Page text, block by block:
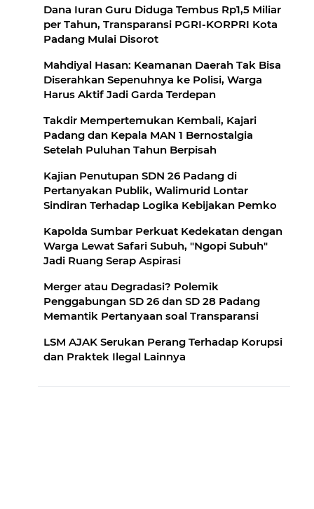
Dana Iuran Guru Diduga Tembus Rp1,5 Miliar
per Tahun, Transparansi PGRI-KORPRI Kota
Padang Mulai Disorot
Mahdiyal Hasan: Keamanan Daerah Tak Bisa
Diserahkan Sepenuhnya ke Polisi, Warga
Harus Aktif Jadi Garda Terdepan
Takdir Mempertemukan Kembali, Kajari
Padang dan Kepala MAN 1 Bernostalgia
Setelah Puluhan Tahun Berpisah
Kajian Penutupan SDN 26 Padang di
Pertanyakan Publik, Walimurid Lontar
Sindiran Terhadap Logika Kebijakan Pemko
Kapolda Sumbar Perkuat Kedekatan dengan
Warga Lewat Safari Subuh, "Ngopi Subuh"
Jadi Ruang Serap Aspirasi
Merger atau Degradasi? Polemik
Penggabungan SD 26 dan SD 28 Padang
Memantik Pertanyaan soal Transparansi
LSM AJAK Serukan Perang Terhadap Korupsi
dan Praktek Ilegal Lainnya